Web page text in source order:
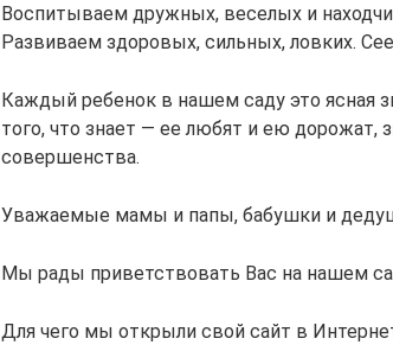
Воспитываем дружных, веселых и
Развиваем здоровых, сильных, ловких.
Каждый ребенок в нашем саду это ясная
того, что знает — ее любят и ею дорожат,
совершенства.
Уважаемые мамы и папы, бабушки и
Мы рады приветствовать Вас на нашем
Для чего мы открыли свой сайт в